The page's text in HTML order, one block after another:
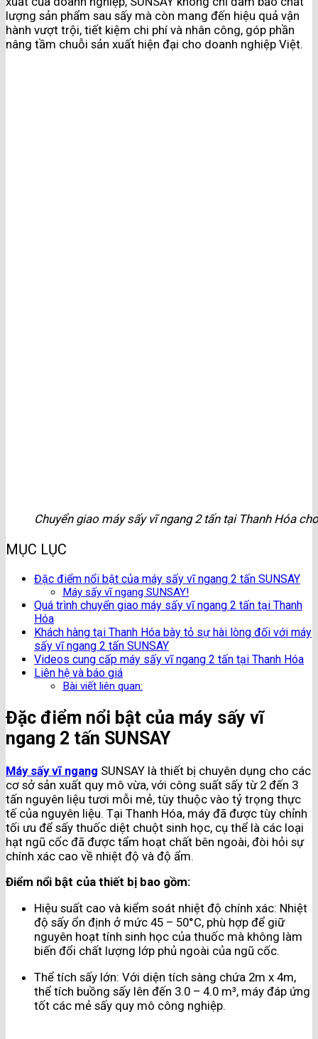
lượng sản phẩm sau sấy mà còn mang đến hiệu quả vận
hành vượt trội, tiết kiệm chi phí và nhân công, góp phần
nâng tầm chuỗi sản xuất hiện đại cho doanh nghiệp Việt.
Chuyển giao máy sấy vĩ ngang 2 tấn tại Thanh Hóa
MỤC LỤC
Đặc điểm nổi bật của máy sấy vĩ ngang 2 tấn SUNSAY
Máy sấy vĩ ngang SUNSAY!
Quá trình chuyển giao máy sấy vĩ ngang 2 tấn tại Thanh
Hóa
Khách hàng tại Thanh Hóa bày tỏ sự hài lòng đối với máy
sấy vĩ ngang 2 tấn SUNSAY
Videos cung cấp máy sấy vĩ ngang 2 tấn tại Thanh Hóa
Liên hệ và báo giá
Bài viết liên quan:
Đặc điểm nổi bật của máy sấy vĩ
ngang 2 tấn SUNSAY
Máy sấy vĩ ngang SUNSAY là thiết bị chuyên dụng cho các
cơ sở sản xuất quy mô vừa, với công suất sấy từ 2 đến 3
tấn nguyên liệu tươi mỗi mẻ, tùy thuộc vào tỷ trọng thực
tế của nguyên liệu. Tại Thanh Hóa, máy đã được tùy chỉnh
tối ưu để sấy thuốc diệt chuột sinh học, cụ thể là các loại
hạt ngũ cốc đã được tẩm hoạt chất bên ngoài, đòi hỏi sự
chính xác cao về nhiệt độ và độ ẩm.
Điểm nổi bật của thiết bị bao gồm:
Hiệu suất cao và kiểm soát nhiệt độ chính xác: Nhiệt
độ sấy ổn định ở mức 45 – 50°C, phù hợp để giữ
nguyên hoạt tính sinh học của thuốc mà không làm
biến đổi chất lượng lớp phủ ngoài của ngũ cốc.
Thể tích sấy lớn: Với diện tích sàng chứa 2m x 4m,
thể tích buồng sấy lên đến 3.0 – 4.0 m³, máy đáp ứng
tốt các mẻ sấy quy mô công nghiệp.